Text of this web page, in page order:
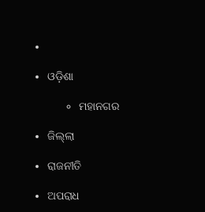
ଓଡ଼ିଶା
ମହାନଗର
ଜିଲ୍ଲା
ରାଜନୀତି
ଅପରାଧ